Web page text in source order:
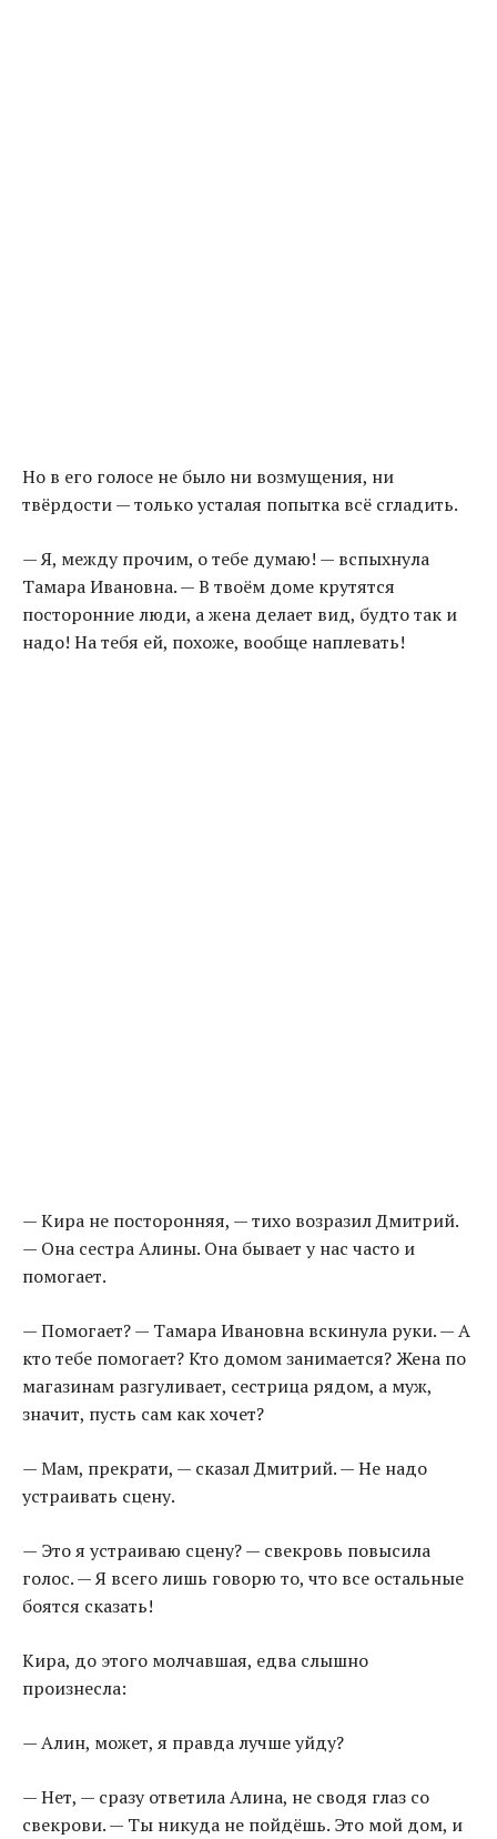
Но в его голосе не было ни возмущения, ни
твёрдости — только усталая попытка всё сгладить.
— Я, между прочим, о тебе думаю! — вспыхнула
Тамара Ивановна. — В твоём доме крутятся
посторонние люди, а жена делает вид, будто так и
надо! На тебя ей, похоже, вообще наплевать!
— Кира не посторонняя, — тихо возразил Дмитрий.
— Она сестра Алины. Она бывает у нас часто и
помогает.
— Помогает? — Тамара Ивановна вскинула руки. — А
кто тебе помогает? Кто домом занимается? Жена по
магазинам разгуливает, сестрица рядом, а муж,
значит, пусть сам как хочет?
— Мам, прекрати, — сказал Дмитрий. — Не надо
устраивать сцену.
— Это я устраиваю сцену? — свекровь повысила
голос. — Я всего лишь говорю то, что все остальные
боятся сказать!
Кира, до этого молчавшая, едва слышно
произнесла:
— Алин, может, я правда лучше уйду?
— Нет, — сразу ответила Алина, не сводя глаз со
свекрови. — Ты никуда не пойдёшь. Это мой дом, и